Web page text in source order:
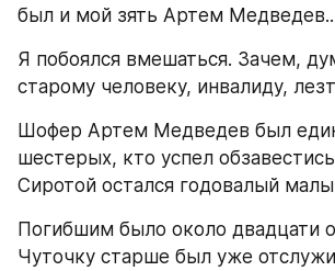
был и мой зять Артем
Я побоялся вмешаться. Зачем,
старому человеку, инвалиду,
Шофер Артем Медведев был
шестерых, кто успел
Сиротой остался годовалый
Погибшим было около двадцати
Чуточку старше был уже